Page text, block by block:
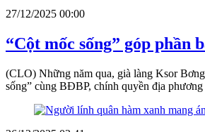
27/12/2025 00:00
“Cột mốc sống” góp phần
(CLO) Những năm qua, già làng Ksor
sống” cùng BĐBP, chính quyền địa